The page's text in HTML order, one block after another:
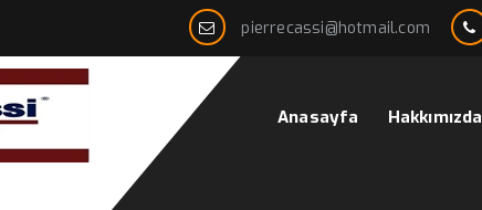
pierrecassi@hotmail.com
Anasayfa Hakkımızda